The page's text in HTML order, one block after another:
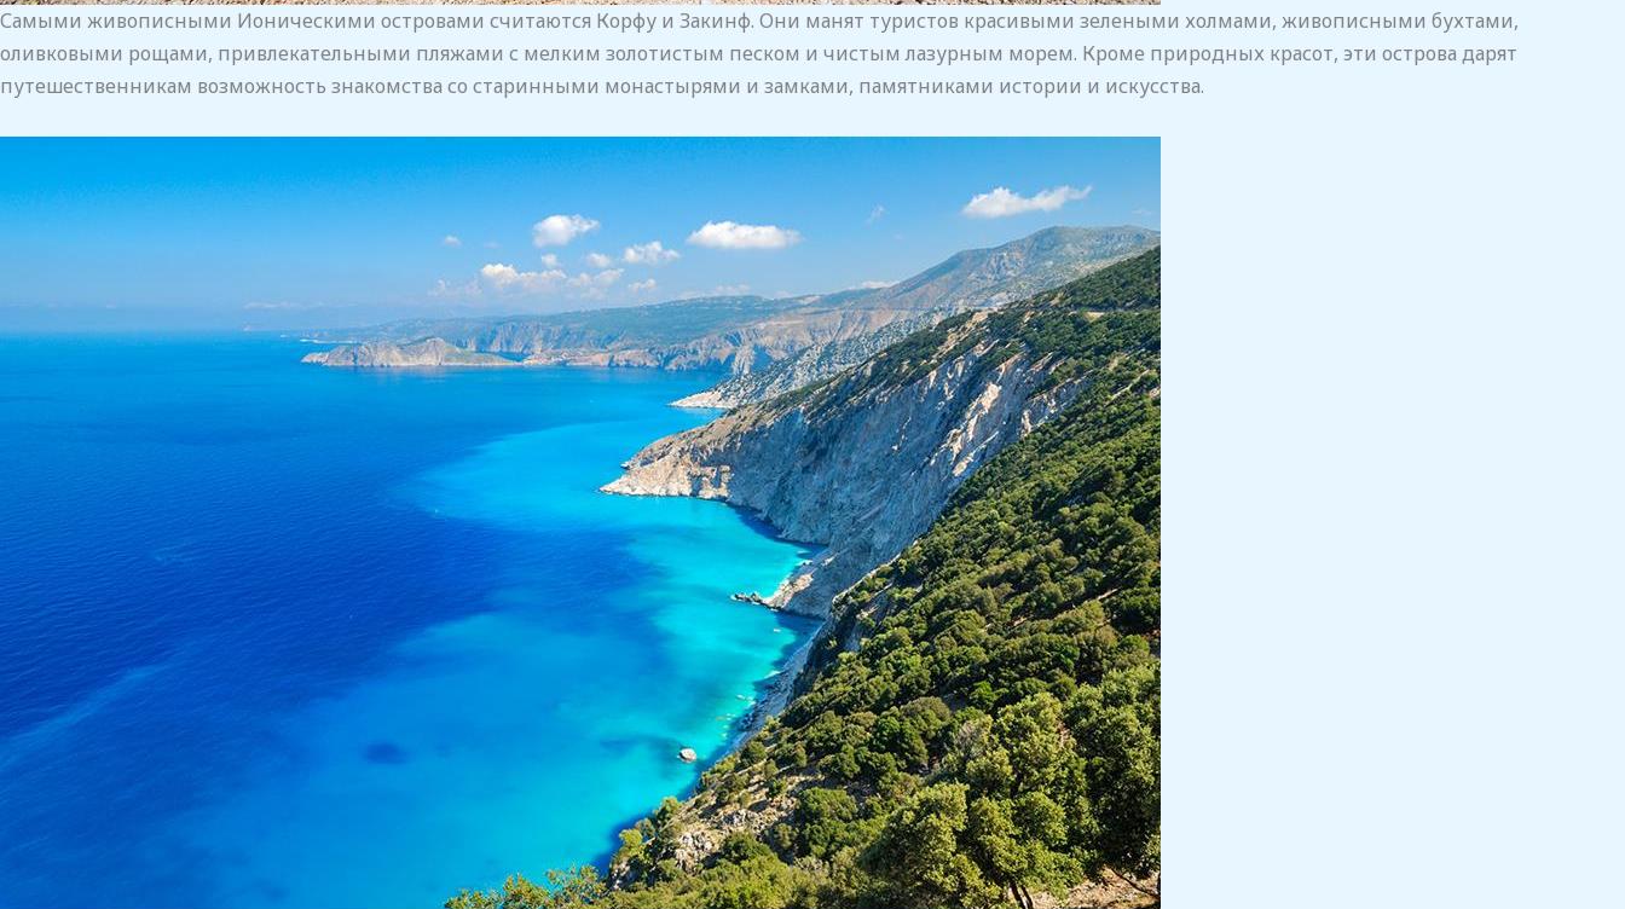
Самыми живописными Ионическими островами считаются Корфу и Закинф. Они манят туристов красивыми зелеными холмами, живописными бухтами,
оливковыми рощами, привлекательными пляжами с мелким золотистым песком и чистым лазурным морем. Кроме природных красот, эти острова дарят
путешественникам возможность знакомства со старинными монастырями и замками, памятниками истории и искусства.